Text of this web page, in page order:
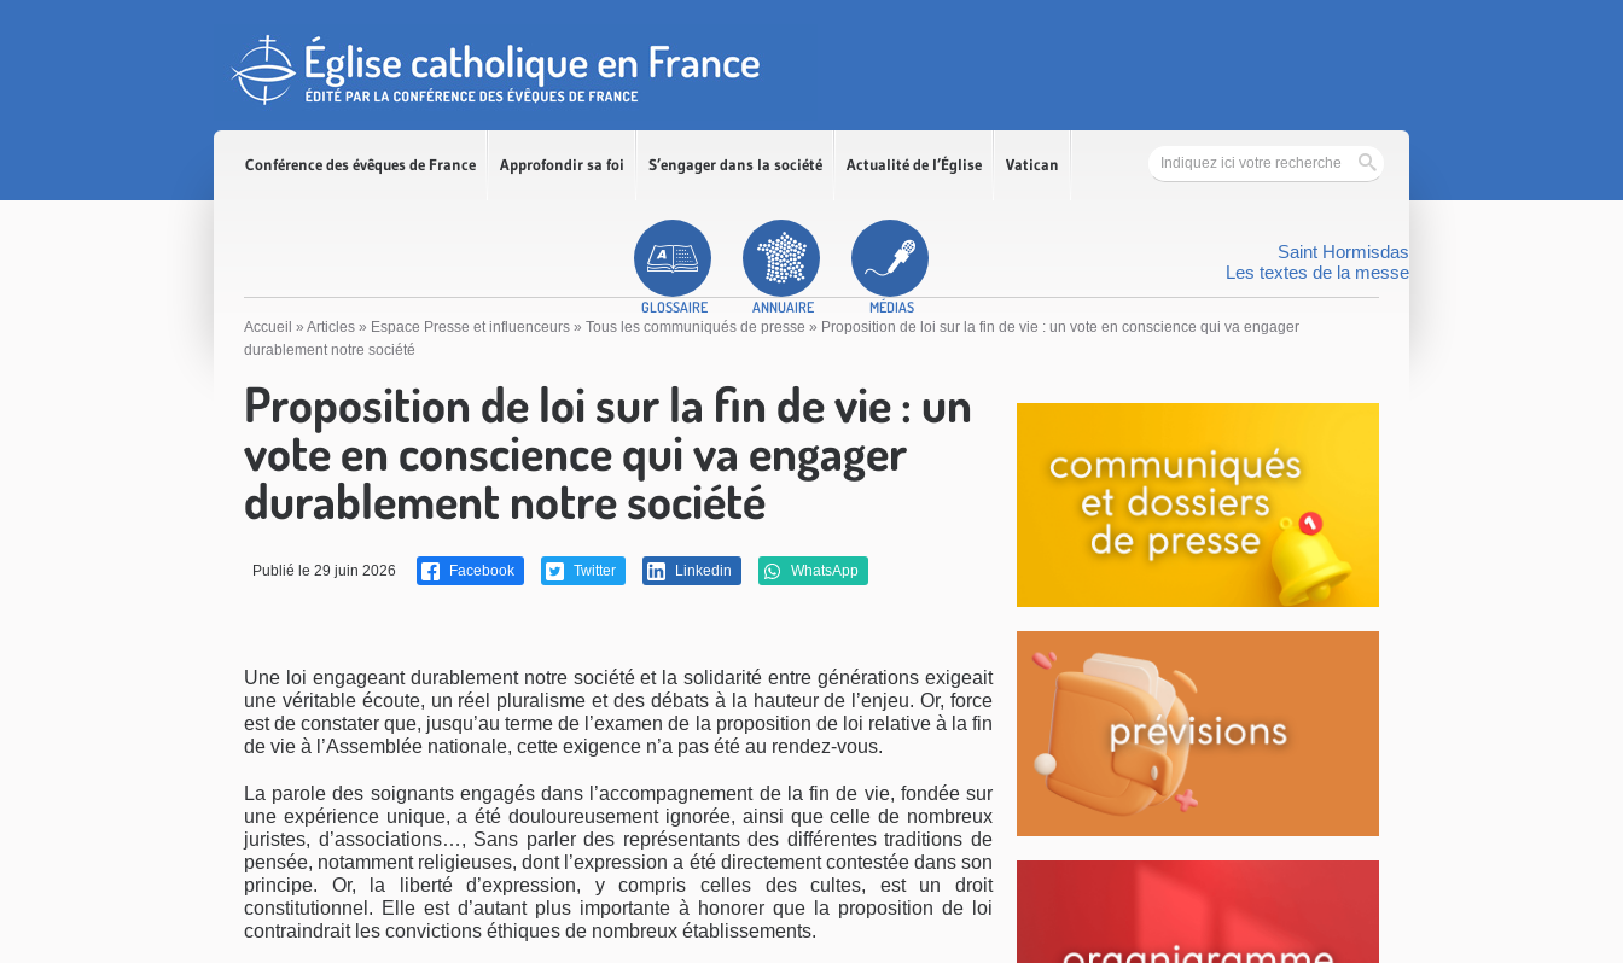
Conférence des évêques de France Approfondir sa foi S’engager dans la société Actualité de l’Église Vatican
GLOSSAIRE ANNUAIRE MÉDIAS
Saint Hormisdas
Les textes de la messe
Accueil » Articles » Espace Presse et influenceurs » Tous les communiqués de presse » Proposition de loi sur la fin de vie : un vote en conscience qui va engager
durablement notre société
Proposition de loi sur la fin de vie : un
vote en conscience qui va engager
durablement notre société
Publié le 29 juin 2026 Facebook Twitter Linkedin WhatsApp
Une loi engageant durablement notre société et la solidarité entre générations exigeait
une véritable écoute, un réel pluralisme et des débats à la hauteur de l’enjeu. Or, force
est de constater que, jusqu’au terme de l’examen de la proposition de loi relative à la fin
de vie à l’Assemblée nationale, cette exigence n’a pas été au rendez-vous.
La parole des soignants engagés dans l’accompagnement de la fin de vie, fondée sur
une expérience unique, a été douloureusement ignorée, ainsi que celle de nombreux
juristes, d’associations…, Sans parler des représentants des différentes traditions de
pensée, notamment religieuses, dont l’expression a été directement contestée dans son
principe. Or, la liberté d’expression, y compris celles des cultes, est un droit
constitutionnel. Elle est d’autant plus importante à honorer que la proposition de loi
contraindrait les convictions éthiques de nombreux établissements.